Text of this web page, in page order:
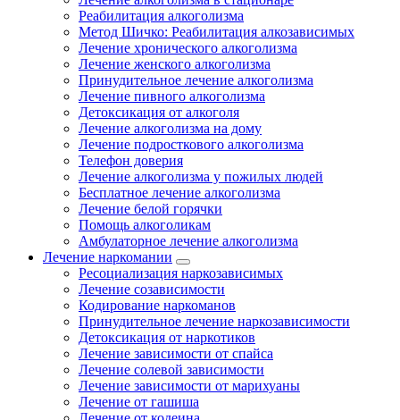
Реабилитация алкоголизма
Метод Шичко: Реабилитация алкозависимых
Лечение хронического алкоголизма
Лечение женского алкоголизма
Принудительное лечение алкоголизма
Лечение пивного алкоголизма
Детоксикация от алкоголя
Лечение алкоголизма на дому
Лечение подросткового алкоголизма
Телефон доверия
Лечение алкоголизма у пожилых людей
Бесплатное лечение алкоголизма
Лечение белой горячки
Помощь алкоголикам
Амбулаторное лечение алкоголизма
Лечение наркомании
Ресоциализация наркозависимых
Лечение созависимости
Кодирование наркоманов
Принудительное лечение наркозависимости
Детоксикация от наркотиков
Лечение зависимости от спайса
Лечение солевой зависимости
Лечение зависимости от марихуаны
Лечение от гашиша